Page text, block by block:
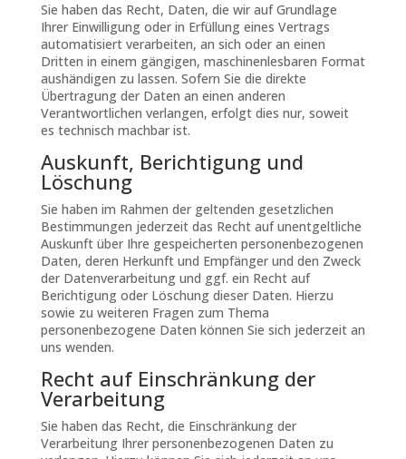
Sie haben das Recht, Daten, die wir auf Grundlage
Ihrer Einwilligung oder in Erfüllung eines Vertrags
automatisiert verarbeiten, an sich oder an einen
Dritten in einem gängigen, maschinenlesbaren Format
aushändigen zu lassen. Sofern Sie die direkte
Übertragung der Daten an einen anderen
Verantwortlichen verlangen, erfolgt dies nur, soweit
es technisch machbar ist.
Auskunft, Berichtigung und
Löschung
Sie haben im Rahmen der geltenden gesetzlichen
Bestimmungen jederzeit das Recht auf unentgeltliche
Auskunft über Ihre gespeicherten personenbezogenen
Daten, deren Herkunft und Empfänger und den Zweck
der Datenverarbeitung und ggf. ein Recht auf
Berichtigung oder Löschung dieser Daten. Hierzu
sowie zu weiteren Fragen zum Thema
personenbezogene Daten können Sie sich jederzeit an
uns wenden.
Recht auf Einschränkung der
Verarbeitung
Sie haben das Recht, die Einschränkung der
Verarbeitung Ihrer personenbezogenen Daten zu